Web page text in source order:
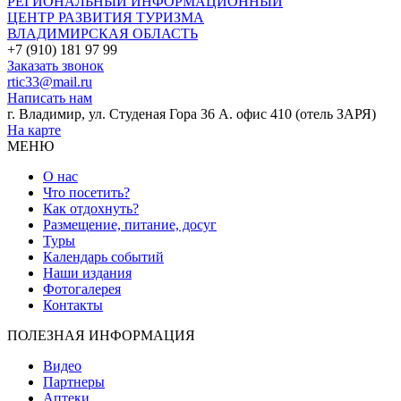
ЦЕНТР РАЗВИТИЯ ТУРИЗМА
ВЛАДИМИРСКАЯ ОБЛАСТЬ
+7 (910) 181 97 99
Заказать звонок
rtic33@mail.ru
Написать нам
г. Владимир, ул. Студеная Гора 36 А. офис 410 (отель ЗАРЯ)
На карте
МЕНЮ
О нас
Что посетить?
Как отдохнуть?
Размещение, питание, досуг
Туры
Календарь событий
Наши издания
Фотогалерея
Контакты
ПОЛЕЗНАЯ ИНФОРМАЦИЯ
Видео
Партнеры
Аптеки